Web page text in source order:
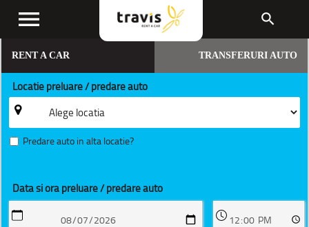
menu search
RENT A CAR TRANSFERURI AUTO
Locatie preluare / predare auto
Predare auto in alta locatie?
Data si ora preluare / predare auto